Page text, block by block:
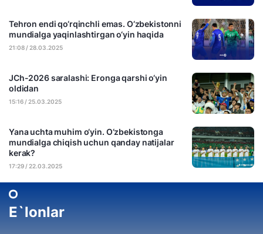
Tehron endi qo‘rqinchli emas. O‘zbekistonni
mundialga yaqinlashtirgan o‘yin haqida
21:08 / 28.03.2025
JCh-2026 saralashi: Eronga qarshi o‘yin
oldidan
15:16 / 25.03.2025
Yana uchta muhim o‘yin. O‘zbekistonga
mundialga chiqish uchun qanday natijalar
kerak?
17:29 / 22.03.2025
E`lonlar